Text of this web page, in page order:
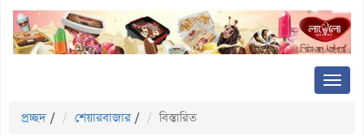
প্রচ্ছদ / শেয়ারবাজার / বিস্তারিত